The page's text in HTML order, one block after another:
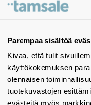
Parempaa sisältöä
Kivaa, että tulit
käyttökokemuksen
olennaisen
tuotekuvastojen
evästeitä myös
Ota yhteyttä -
Tuotekuvastot
Instagram
BIM-objektit
Yhteystiedot